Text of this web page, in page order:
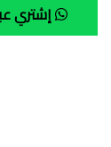
إشتري